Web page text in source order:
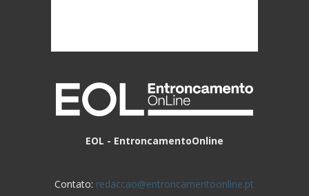
EOL - EntroncamentoOnline
Contato: redaccao@entroncamentoonline.pt